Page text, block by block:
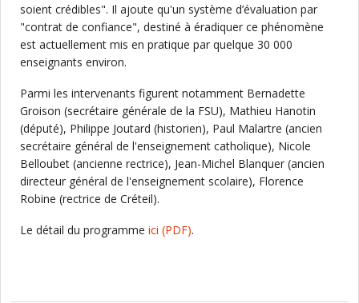
soient crédibles". Il ajoute qu'un système d’évaluation par
"contrat de confiance", destiné à éradiquer ce phénomène
est actuellement mis en pratique par quelque 30 000
enseignants environ.
Parmi les intervenants figurent notamment Bernadette
Groison (secrétaire générale de la FSU), Mathieu Hanotin
(député), Philippe Joutard (historien), Paul Malartre (ancien
secrétaire général de l'enseignement catholique), Nicole
Belloubet (ancienne rectrice), Jean-Michel Blanquer (ancien
directeur général de l'enseignement scolaire), Florence
Robine (rectrice de Créteil).
Le détail du programme ici (PDF).